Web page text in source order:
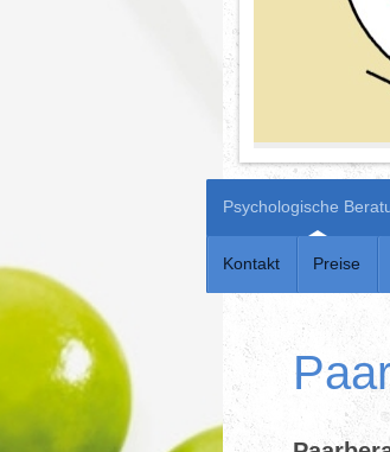
Psychologische
Kontakt Preise